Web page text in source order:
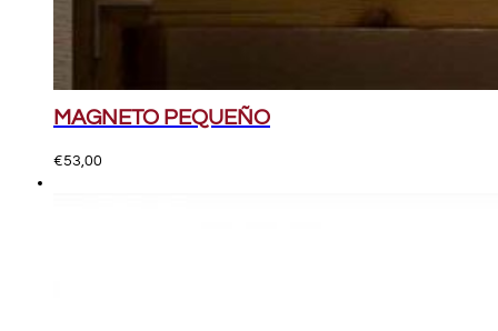
MAGNETO PEQUEÑO
€53,00